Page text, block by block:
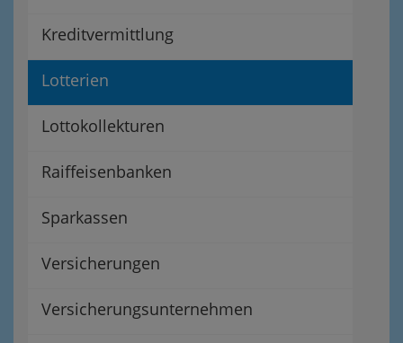
Kreditvermittlung
Lotterien
Lottokollekturen
Raiffeisenbanken
Sparkassen
Versicherungen
Versicherungsunternehmen